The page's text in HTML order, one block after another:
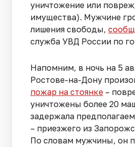
уничтожение или
имущества). Мужчине
лишения свободы,
служба УВД России по
Напомним, в ночь на 5
Ростове-на-Дону
пожар на стоянке –
уничтожены более 20
задержала
– приезжего из
По словам мужчины, он